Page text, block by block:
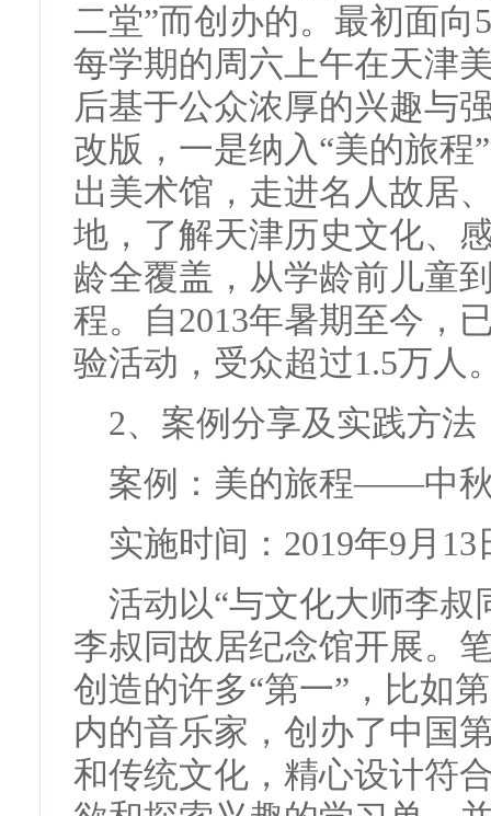
二堂”而创办的。最初面向
每学期的周六上午在天津
后基于公众浓厚的兴趣与
改版，一是纳入“美的旅
出美术馆，走进名人故居
地，了解天津历史文化、
龄全覆盖，从学龄前儿童
程。自2013年暑期至今，
验活动，受众超过1.5万人
2、案例分享及实践方法
案例：美的旅程——中
实施时间：2019年9月13
活动以“与文化大师李
李叔同故居纪念馆开展。
创造的许多“第一”，比如
内的音乐家，创办了中
和传统文化，精心设计符